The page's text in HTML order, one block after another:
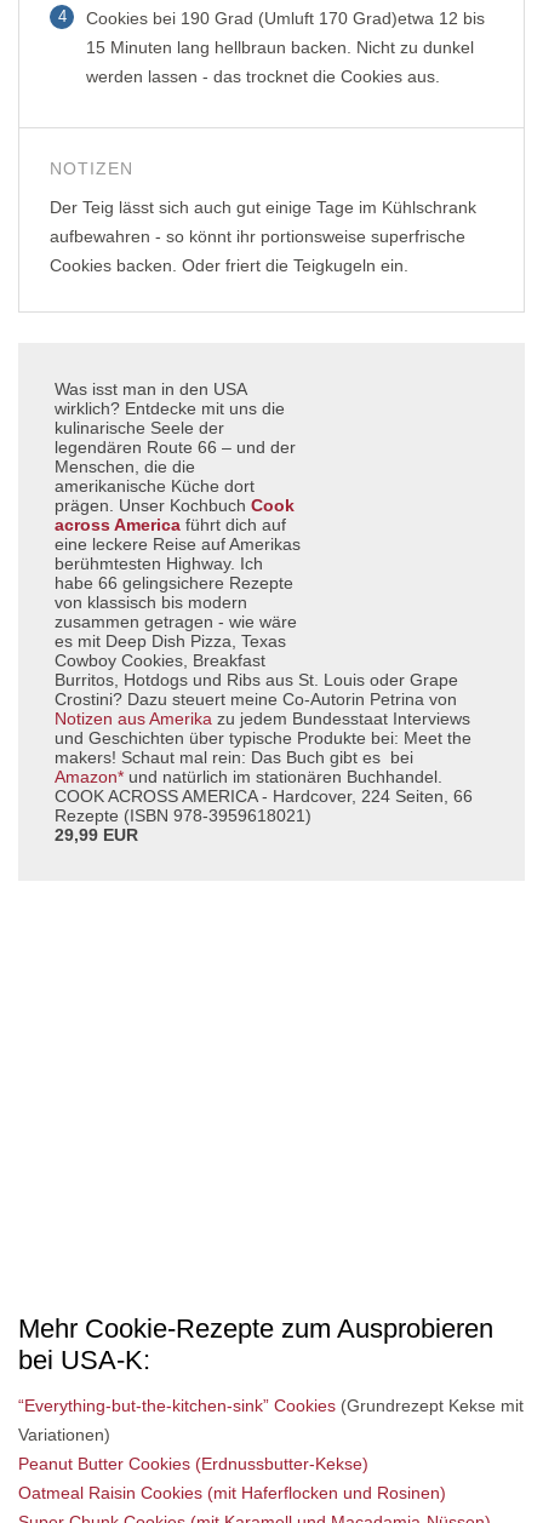
4
Cookies bei 190 Grad (Umluft 170 Grad)etwa 12 bis
15 Minuten lang hellbraun backen. Nicht zu dunkel
werden lassen - das trocknet die Cookies aus.
NOTIZEN
Der Teig lässt sich auch gut einige Tage im Kühlschrank
aufbewahren - so könnt ihr portionsweise superfrische
Cookies backen. Oder friert die Teigkugeln ein.
Was isst man in den USA
wirklich? Entdecke mit uns die
kulinarische Seele der
legendären Route 66 – und der
Menschen, die die
amerikanische Küche dort
prägen. Unser Kochbuch Cook
across America führt dich auf
eine leckere Reise auf Amerikas
berühmtesten Highway. Ich
habe 66 gelingsichere Rezepte
von klassisch bis modern
zusammen getragen - wie wäre
es mit Deep Dish Pizza, Texas
Cowboy Cookies, Breakfast
Burritos, Hotdogs und Ribs aus St. Louis oder Grape
Crostini? Dazu steuert meine Co-Autorin Petrina von
Notizen aus Amerika zu jedem Bundesstaat Interviews
und Geschichten über typische Produkte bei: Meet the
makers! Schaut mal rein: Das Buch gibt es bei
Amazon* und natürlich im stationären Buchhandel.
COOK ACROSS AMERICA - Hardcover, 224 Seiten, 66
Rezepte (ISBN 978-3959618021)
29,99 EUR
Mehr Cookie-Rezepte zum Ausprobieren
bei USA-K:
“Everything-but-the-kitchen-sink” Cookies (Grundrezept Kekse mit
Variationen)
Peanut Butter Cookies (Erdnussbutter-Kekse)
Oatmeal Raisin Cookies (mit Haferflocken und Rosinen)